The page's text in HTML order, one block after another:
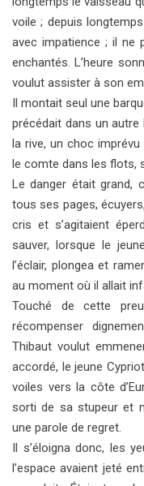
voile ; depuis
avec impatience ; il ne
enchantés. L’heure
voulut assister à son
Il montait seul une
précédait dans un autre
la rive, un choc
le comte dans les flots,
Le danger était grand,
tous ses pages,
cris et s’agitaient
sauver, lorsque le
l’éclair, plongea et
au moment où il allait
Touché de cette
récompenser
Thibaut voulut
accordé, le jeune
voiles vers la côte
sorti de sa stupeur et
une parole de regret.
Il s’éloigna donc, les
l’espace avaient jeté